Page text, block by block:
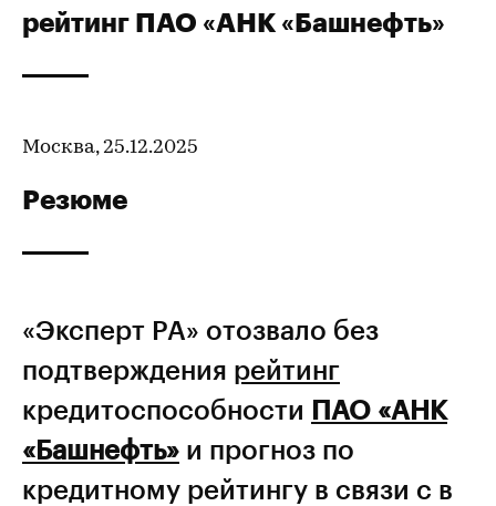
рейтинг ПАО «АНК «Башнефть»
Москва, 25.12.2025
Резюме
«Эксперт РА» отозвало без
подтверждения рейтинг
кредитоспособности ПАО «АНК
«Башнефть» и прогноз по
кредитному рейтингу в связи с в